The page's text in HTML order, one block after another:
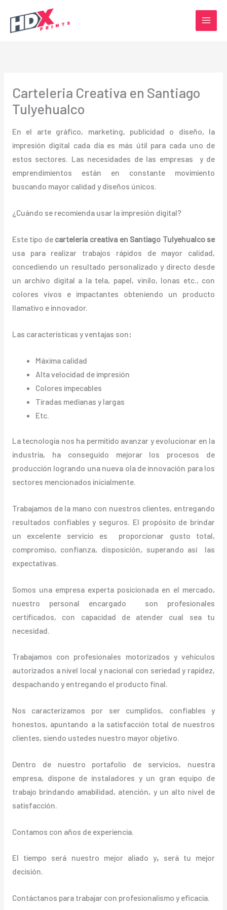
contenido
Carteleria Creativa en Santiago
Tulyehualco
En el arte gráfico, marketing, publicidad o diseño, la
impresión digital cada día es más útil para cada uno de
estos sectores. Las necesidades de las empresas y de
emprendimientos están en constante movimiento
buscando mayor calidad y diseños únicos.
¿Cuándo se recomienda usar la impresión digital?
Este tipo de cartelería creativa en Santiago Tulyehualco se
usa para realizar trabajos rápidos de mayor calidad,
concediendo un resultado personalizado y directo desde
un archivo digital a la tela, papel, vinilo, lonas etc., con
colores vivos e impactantes obteniendo un producto
llamativo e innovador.
Las características y ventajas son:
Máxima calidad
Alta velocidad de impresión
Colores impecables
Tiradas medianas y largas
Etc.
La tecnología nos ha permitido avanzar y evolucionar en la
industria, ha conseguido mejorar los procesos de
producción logrando una nueva ola de innovación para los
sectores mencionados inicialmente.
Trabajamos de la mano con nuestros clientes, entregando
resultados confiables y seguros. El propósito de brindar
un excelente servicio es proporcionar gusto total,
compromiso, confianza, disposición, superando así las
expectativas.
Somos una empresa experta posicionada en el mercado,
nuestro personal encargado son profesionales
certificados, con capacidad de atender cual sea tu
necesidad.
Trabajamos con profesionales motorizados y vehículos
autorizados a nivel local y nacional con seriedad y rapidez,
despachando y entregando el producto final.
Nos caracterizamos por ser cumplidos, confiables y
honestos, apuntando a la satisfacción total de nuestros
clientes, siendo ustedes nuestro mayor objetivo.
Dentro de nuestro portafolio de servicios, nuestra
empresa, dispone de instaladores y un gran equipo de
trabajo brindando amabilidad, atención, y un alto nivel de
satisfacción.
Contamos con años de experiencia.
El tiempo será nuestro mejor aliado y, será tu mejor
decisión.
Contáctanos para trabajar con profesionalismo y eficacia.